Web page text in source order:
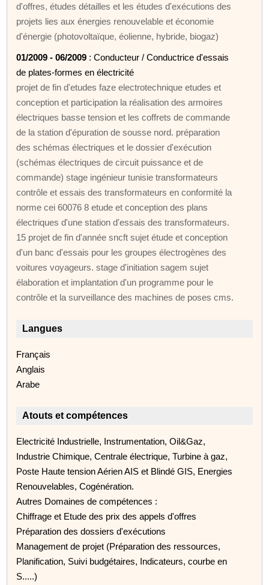
d'offres, études détailles et les études d'exécutions des
projets lies aux énergies renouvelable et économie
d'énergie (photovoltaïque, éolienne, hybride, biogaz)
01/2009 - 06/2009 : Conducteur / Conductrice d'essais
de plates-formes en électricité
projet de fin d'etudes faze electrotechnique etudes et
conception et participation la réalisation des armoires
électriques basse tension et les coffrets de commande
de la station d'épuration de sousse nord. préparation
des schémas électriques et le dossier d'exécution
(schémas électriques de circuit puissance et de
commande) stage ingénieur tunisie transformateurs
contrôle et essais des transformateurs en conformité la
norme cei 60076 8 etude et conception des plans
électriques d'une station d'essais des transformateurs.
15 projet de fin d'année sncft sujet étude et conception
d'un banc d'essais pour les groupes électrogènes des
voitures voyageurs. stage d'initiation sagem sujet
élaboration et implantation d'un programme pour le
contrôle et la surveillance des machines de poses cms.
Langues
Français
Anglais
Arabe
Atouts et compétences
Electricité Industrielle, Instrumentation, Oil&Gaz,
Industrie Chimique, Centrale électrique, Turbine à gaz,
Poste Haute tension Aérien AIS et Blindé GIS, Energies
Renouvelables, Cogénération.
Autres Domaines de compétences :
Chiffrage et Etude des prix des appels d'offres
Préparation des dossiers d'exécutions
Management de projet (Préparation des ressources,
Planification, Suivi budgétaires, Indicateurs, courbe en
S.....)